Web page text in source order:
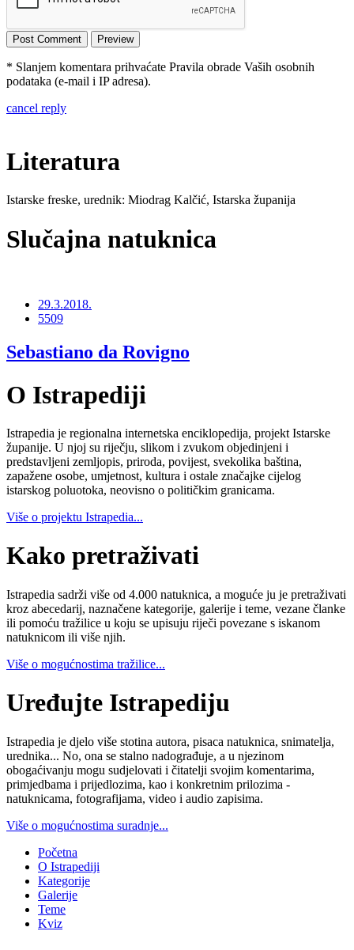
* Slanjem komentara prihvaćate Pravila obrade Vaših osobnih
podataka (e-mail i IP adresa).
cancel reply
Literatura
Istarske freske, urednik: Miodrag Kalčić, Istarska županija
Slučajna natuknica
29.3.2018.
5509
Sebastiano da Rovigno
O Istrapediji
Istrapedia je regionalna internetska enciklopedija, projekt Istarske
županije. U njoj su riječju, slikom i zvukom objedinjeni i
predstavljeni zemljopis, priroda, povijest, svekolika baština,
zapažene osobe, umjetnost, kultura i ostale značajke cijelog
istarskog poluotoka, neovisno o političkim granicama.
Više o projektu Istrapedia...
Kako pretraživati
Istrapedia sadrži više od 4.000 natuknica, a moguće ju je pretraživati
kroz abecedarij, naznačene kategorije, galerije i teme, vezane članke
ili pomoću tražilice u koju se upisuju riječi povezane s iskanom
natuknicom ili više njih.
Više o mogućnostima tražilice...
Uređujte Istrapediju
Istrapedia je djelo više stotina autora, pisaca natuknica, snimatelja,
urednika... No, ona se stalno nadograđuje, a u njezinom
obogaćivanju mogu sudjelovati i čitatelji svojim komentarima,
primjedbama i prijedlozima, kao i konkretnim prilozima -
natuknicama, fotografijama, video i audio zapisima.
Više o mogućnostima suradnje...
Početna
O Istrapediji
Kategorije
Galerije
Teme
Kviz